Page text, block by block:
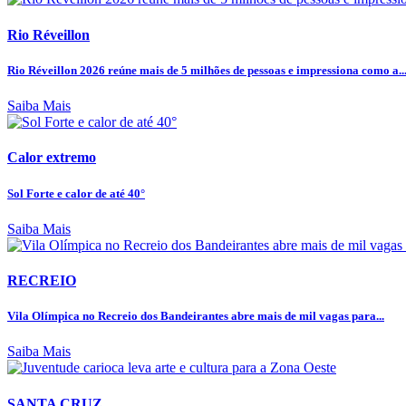
Rio Réveillon
Rio Réveillon 2026 reúne mais de 5 milhões de pessoas e impressiona como a...
Saiba Mais
Calor extremo
Sol Forte e calor de até 40°
Saiba Mais
RECREIO
Vila Olímpica no Recreio dos Bandeirantes abre mais de mil vagas para...
Saiba Mais